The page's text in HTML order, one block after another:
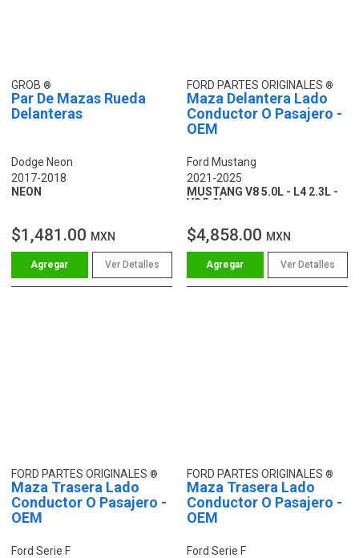
GROB
Par De Mazas Rueda
Delanteras
Dodge Neon
2017-2018
NEON
$1,481.00 MXN
Ver Detalles
FORD PARTES ORIGINALES
Maza Delantera Lado
Conductor O Pasajero -
OEM
Ford Mustang
2021-2025
MUSTANG V8 5.0L - L4 2.3L -
V8 5.2L
$4,858.00 MXN
Ver Detalles
FORD PARTES ORIGINALES
Maza Trasera Lado
Conductor O Pasajero -
OEM
Ford Serie F
FORD PARTES ORIGINALES
Maza Trasera Lado
Conductor O Pasajero -
OEM
Ford Serie F